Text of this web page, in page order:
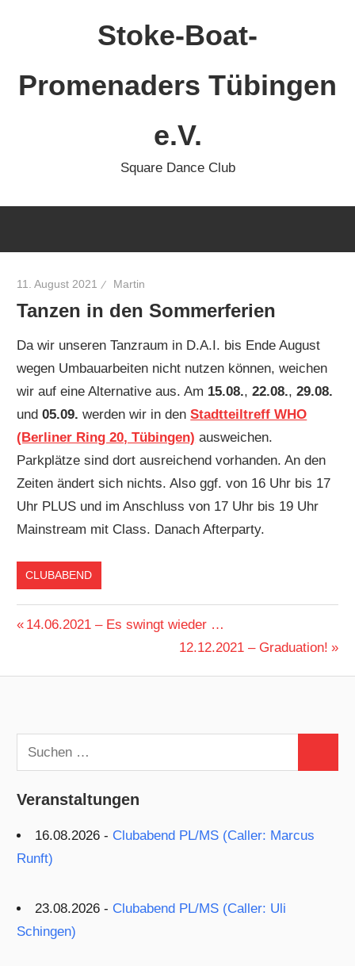
Stoke-Boat-
Promenaders Tübingen
e.V.
Square Dance Club
11. August 2021 Martin
Tanzen in den Sommerferien
Da wir unseren Tanzraum in D.A.I. bis Ende August
wegen Umbauarbeiten nicht nutzen können, weichen
wir auf eine Alternative aus. Am 15.08.,22.08.,29.08.
und05.09. werden wir in denStadtteiltreff WHO
(Berliner Ring 20, Tübingen) ausweichen.
Parkplätze sind dort ausreichend vorhanden. An den
Zeiten ändert sich nichts. Also ggf. von 16 Uhr bis 17
Uhr PLUS und im Anschluss von 17 Uhr bis 19 Uhr
Mainstream mit Class. Danach Afterparty.
CLUBABEND
Beitragsnavigation
Vorheriger
14.06.2021 – Es swingt wieder …
Nächster
12.12.2021 – Graduation!
Suchen
nach:
Veranstaltungen
16.08.2026 - Clubabend PL/MS (Caller: Marcus
Runft)
23.08.2026 - Clubabend PL/MS (Caller: Uli
Schingen)